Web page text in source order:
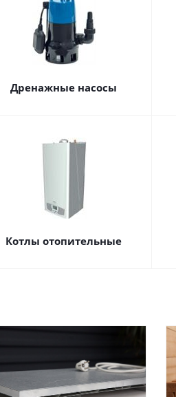
Дренажные насосы
Котлы отопительные